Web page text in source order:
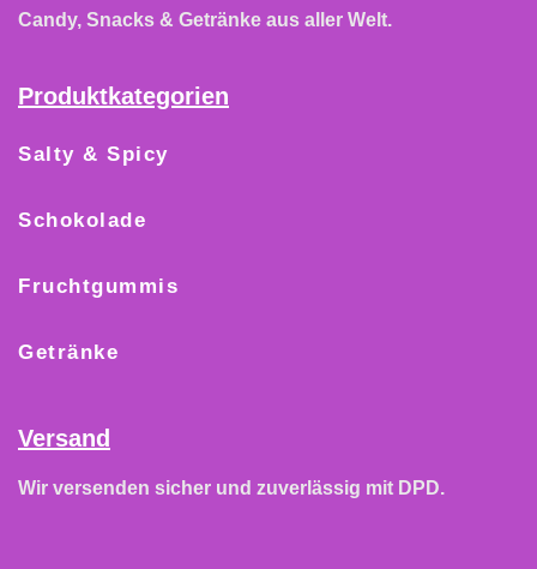
Candy, Snacks & Getränke aus aller Welt.
Produktkategorien
Salty & Spicy
Schokolade
Fruchtgummis
Getränke
Versand
Wir versenden sicher und zuverlässig mit DPD.